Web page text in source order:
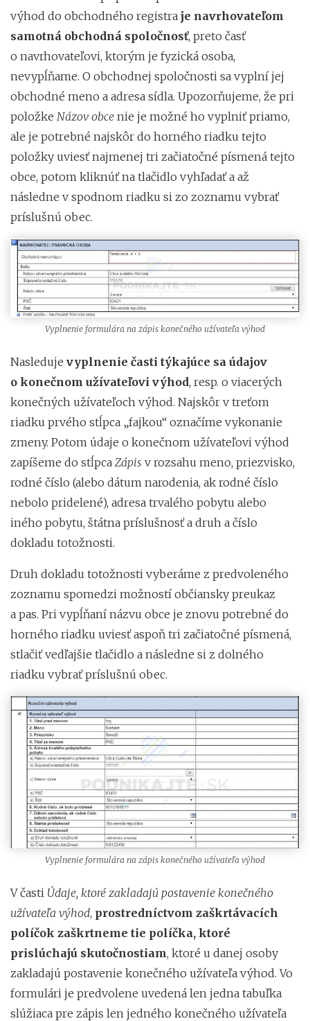
výhod do obchodného registra je navrhovateľom
samotná obchodná spoločnosť, preto časť
o navrhovateľovi, ktorým je fyzická osoba,
nevypĺňame. O obchodnej spoločnosti sa vyplní jej
obchodné meno a adresa sídla. Upozorňujeme, že pri
položke Názov obce nie je možné ho vyplniť priamo,
ale je potrebné najskôr do horného riadku tejto
položky uviesť najmenej tri začiatočné písmená tejto
obce, potom kliknúť na tlačidlo vyhľadať a až
následne v spodnom riadku si zo zoznamu vybrať
príslušnú obec.
Vyplnenie formulára na zápis konečného užívateľa výhod
Nasleduje vyplnenie časti týkajúce sa údajov
o konečnom užívateľovi výhod, resp. o viacerých
konečných užívateľoch výhod. Najskôr v treťom
riadku prvého stĺpca „fajkou“ označíme vykonanie
zmeny. Potom údaje o konečnom užívateľovi výhod
zapíšeme do stĺpca Zápis v rozsahu meno, priezvisko,
rodné číslo (alebo dátum narodenia, ak rodné číslo
nebolo pridelené), adresa trvalého pobytu alebo
iného pobytu, štátna príslušnosť a druh a číslo
dokladu totožnosti.
Druh dokladu totožnosti vyberáme z predvoleného
zoznamu spomedzi možností občiansky preukaz
a pas. Pri vypĺňaní názvu obce je znovu potrebné do
horného riadku uviesť aspoň tri začiatočné písmená,
stlačiť vedľajšie tlačidlo a následne si z dolného
riadku vybrať príslušnú obec.
Vyplnenie formulára na zápis konečného užívateľa výhod
V časti Údaje, ktoré zakladajú postavenie konečného
užívateľa výhod, prostredníctvom zaškrtávacích
políčok zaškrtneme tie políčka, ktoré
prislúchajú skutočnostiam, ktoré u danej osoby
zakladajú postavenie konečného užívateľa výhod. Vo
formulári je predvolene uvedená len jedna tabuľka
slúžiaca pre zápis len jedného konečného užívateľa